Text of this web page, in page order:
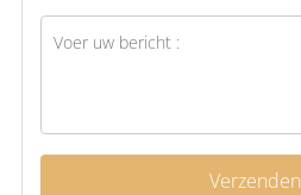
Verzenden